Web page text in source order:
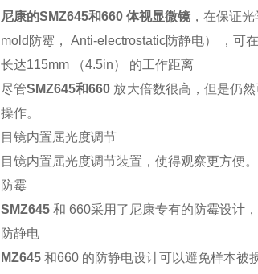
尼康的SMZ645和660 体视显微镜 ，在保证
mold防霉， Anti-electrostatic防静电） ，可
长达115mm （4.5in） 的工作距离
尽管SMZ645和660 放大倍数很高，但是仍
操作。
目镜内置屈光度调节
目镜内置屈光度调节装置，使得观察更方便。
防霉
SMZ645 和 660采用了尼康专有的防霉设计
防静电
MZ645和660 的防静电设计可以避免样本被